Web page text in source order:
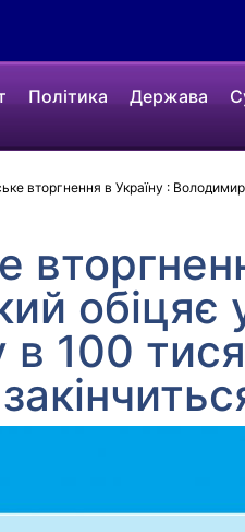
Політика Держава
вторгнення в Україну :
обіцяє
в 100